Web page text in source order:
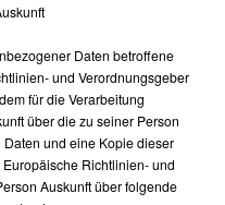
Daten betroffene
und Verordnungsgeber
für die Verarbeitung
über die zu seiner Person
und eine Kopie dieser
Richtlinien- und
Auskunft über folgende